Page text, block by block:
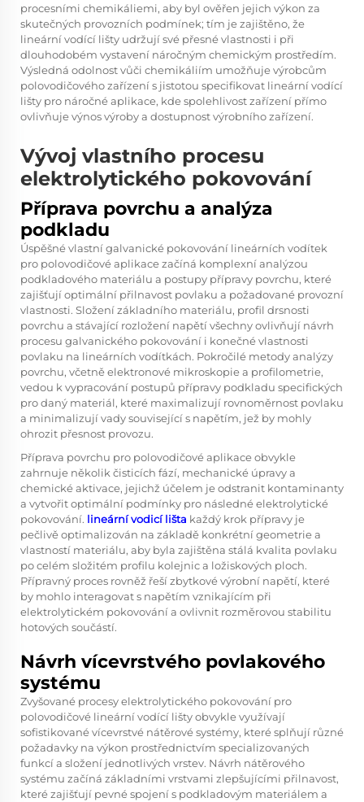
procesními chemikáliemi, aby byl ověřen jejich výkon za
skutečných provozních podmínek; tím je zajištěno, že
lineární vodící lišty udržují své přesné vlastnosti i při
dlouhodobém vystavení náročným chemickým prostředím.
Výsledná odolnost vůči chemikáliím umožňuje výrobcům
polovodičového zařízení s jistotou specifikovat lineární vodící
lišty pro náročné aplikace, kde spolehlivost zařízení přímo
ovlivňuje výnos výroby a dostupnost výrobního zařízení.
Vývoj vlastního procesu
elektrolytického pokovování
Příprava povrchu a analýza
podkladu
Úspěšné vlastní galvanické pokovování lineárních vodítek
pro polovodičové aplikace začíná komplexní analýzou
podkladového materiálu a postupy přípravy povrchu, které
zajišťují optimální přilnavost povlaku a požadované provozní
vlastnosti. Složení základního materiálu, profil drsnosti
povrchu a stávající rozložení napětí všechny ovlivňují návrh
procesu galvanického pokovování i konečné vlastnosti
povlaku na lineárních vodítkách. Pokročilé metody analýzy
povrchu, včetně elektronové mikroskopie a profilometrie,
vedou k vypracování postupů přípravy podkladu specifických
pro daný materiál, které maximalizují rovnoměrnost povlaku
a minimalizují vady související s napětím, jež by mohly
ohrozit přesnost provozu.
Příprava povrchu pro polovodičové aplikace obvykle
zahrnuje několik čisticích fází, mechanické úpravy a
chemické aktivace, jejichž účelem je odstranit kontaminanty
a vytvořit optimální podmínky pro následné elektrolytické
pokovování. lineární vodicí lišta každý krok přípravy je
pečlivě optimalizován na základě konkrétní geometrie a
vlastností materiálu, aby byla zajištěna stálá kvalita povlaku
po celém složitém profilu kolejnic a ložiskových ploch.
Přípravný proces rovněž řeší zbytkové výrobní napětí, které
by mohlo interagovat s napětím vznikajícím při
elektrolytickém pokovování a ovlivnit rozměrovou stabilitu
hotových součástí.
Návrh vícevrstvého povlakového
systému
Zvyšované procesy elektrolytického pokovování pro
polovodičové lineární vodící lišty obvykle využívají
sofistikované vícevrstvé nátěrové systémy, které splňují různé
požadavky na výkon prostřednictvím specializovaných
funkcí a složení jednotlivých vrstev. Návrh nátěrového
systému začíná základními vrstvami zlepšujícími přilnavost,
které zajišťují pevné spojení s podkladovým materiálem a